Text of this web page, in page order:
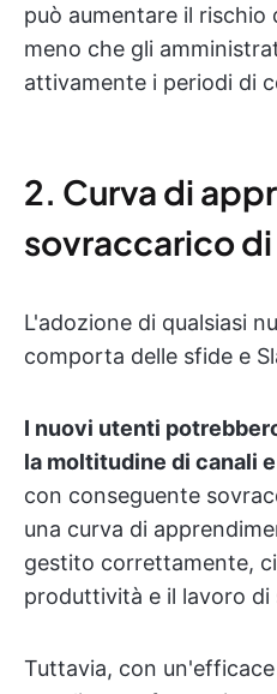
può aumentare il rischio
meno che gli
attivamente i periodi di
2. Curva di
sovraccarico
L'adozione di qualsiasi
comporta delle sfide e
I nuovi utenti
la moltitudine di canali
con conseguente
una curva di
gestito correttamente,
produttività e il lavoro di
Tuttavia, con